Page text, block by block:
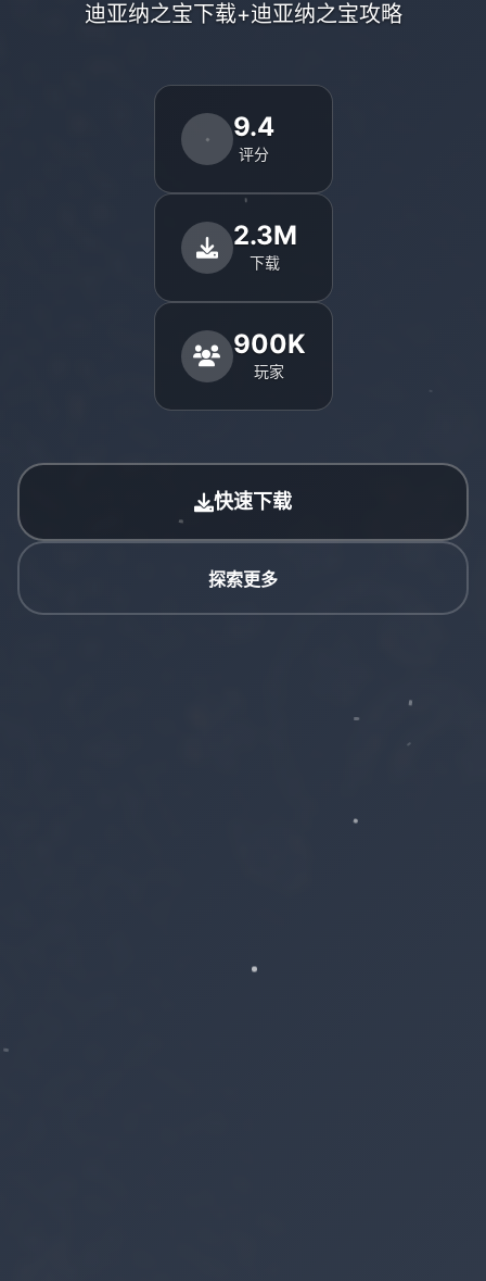
迪亚纳之宝下载+迪亚纳之宝攻略
9.4
评分
2.3M
下载
900K
玩家
快速下载
探索更多